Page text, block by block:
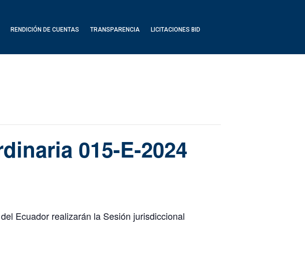
RENDICIÓN DE CUENTAS TRANSPARENCIA LICITACIONES BID
015-E-2024
Ecuador realizarán la Sesión jurisdiccional